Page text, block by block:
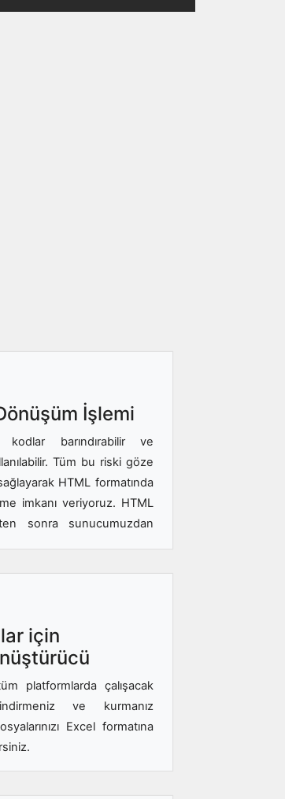
İşlemi
barındırabilir ve
Tüm bu riski göze
HTML formatında
imkanı veriyoruz. HTML
sonra sunucumuzdan
için
platformlarda çalışacak
ve kurmanız
Excel formatına